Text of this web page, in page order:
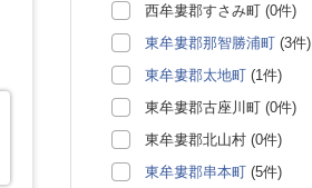
西牟婁郡すさみ町 (0件)
東牟婁郡那智勝浦町 (3件)
東牟婁郡太地町 (1件)
東牟婁郡古座川町 (0件)
東牟婁郡北山村 (0件)
東牟婁郡串本町 (5件)